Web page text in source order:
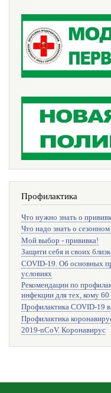
Профилактика
Что нужно знать о
Что надо знать о
Мой выбор - прививка!
Защити себя и своих
COVID-19. Об основных
условиях
Рекомендации по
инфекции для тех, кому 60
Профилактика COVID-19 в
Профилактика
2019-nCoV. Коронавирус